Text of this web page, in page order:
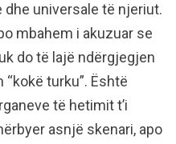
universale të njeriut.
mbahem i akuzuar se
do të lajë ndërgjegjen
turku”. Është
të hetimit t’i
asnjë skenari, apo